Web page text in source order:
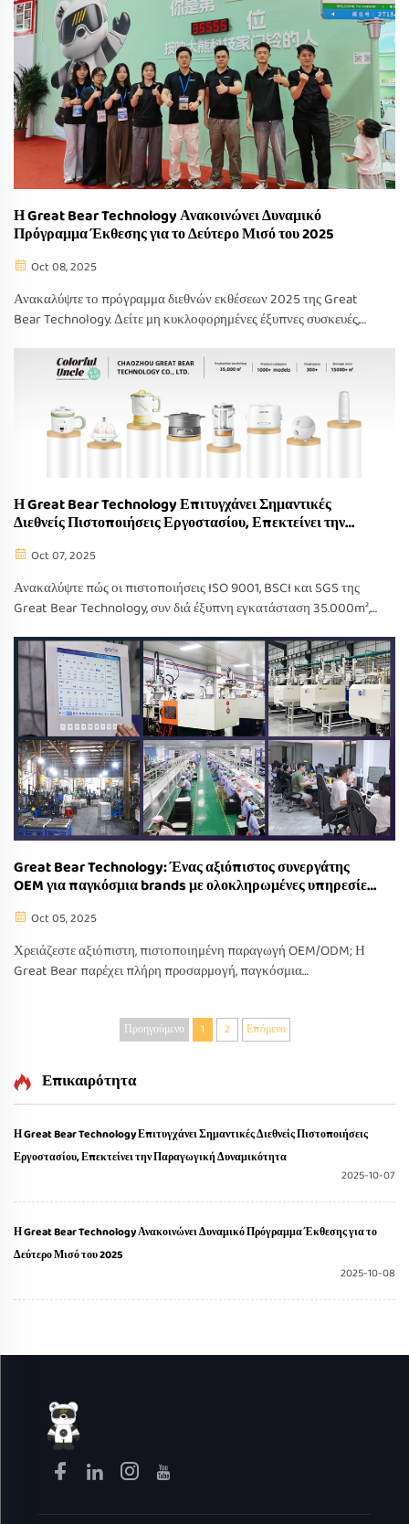
Η Great Bear Technology Ανακοινώνει Δυναμικό
Πρόγραμμα Έκθεσης για το Δεύτερο Μισό του 2025
Oct 08, 2025
Ανακαλύψτε το πρόγραμμα διεθνών εκθέσεων 2025 της Great
Bear Technology. Δείτε μη κυκλοφορημένες έξυπνες συσκευές,
περίπτερα παγκοσμίως. Επισκεφθείτε μας σήμερα.
Η Great Bear Technology Επιτυγχάνει Σημαντικές
Διεθνείς Πιστοποιήσεις Εργοστασίου, Επεκτείνει την
Oct 07, 2025
Ανακαλύψτε πώς οι πιστοποιήσεις ISO 9001, BSCI και SGS της
Great Bear Technology, συν διά έξυπνη εγκατάσταση 35.000m²,
παράδοση. Ζητήστε σήμερα προσφορά OEM/ODM.
Great Bear Technology: Ένας αξιόπιστος συνεργάτης
OEM για παγκόσμια brands με ολοκληρωμένες υπηρεσίες
Oct 05, 2025
Χρειάζεστε αξιόπιστη, πιστοποιημένη παραγωγή OEM/ODM; Η
Great Bear παρέχει πλήρη προσαρμογή, παγκόσμια
Προηγούμενο 1 2 Επόμενο
Επικαιρότητα
Η Great Bear Technology Επιτυγχάνει Σημαντικές Διεθνείς Πιστοποιήσεις
Εργοστασίου, Επεκτείνει την Παραγωγική Δυναμικότητα
2025-10-07
Η Great Bear Technology Ανακοινώνει Δυναμικό Πρόγραμμα Έκθεσης για το
Δεύτερο Μισό του 2025
2025-10-08